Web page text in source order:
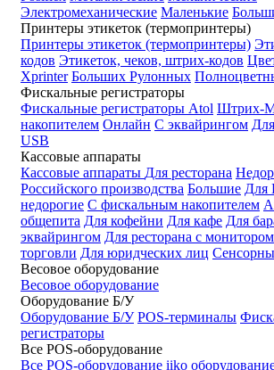
Электромеханические Маленькие
Принтеры этикеток (термопринтеры)
Принтеры этикеток (термопринтеры)
кодов Этикеток, чеков, штрих-кодов
Xprinter Больших Рулонных
Фискальные регистраторы
Фискальные регистраторы Atol Штрих-
накопителем Онлайн С эквайрингом
USB
Кассовые аппараты
Кассовые аппараты Для ресторана
Российского производства Большие Для
недорогие С фискальным накопителем
общепита Для кофейни Для кафе Для
эквайрингом Для ресторана с монитором
торговли Для юридческих лиц
Весовое оборудование
Весовое оборудование
Оборудование Б/У
Оборудование Б/У POS-терминалы
регистраторы
Все POS-оборудование
Все POS-оборудование iiko